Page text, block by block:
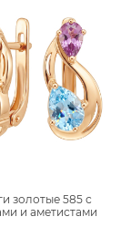
золотые 585 с
и аметистами